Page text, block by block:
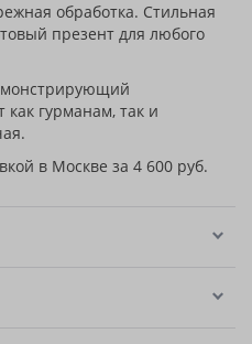
обработка. Стильная
презент для любого
гурманам, так и
в Москве за 4 600 руб.